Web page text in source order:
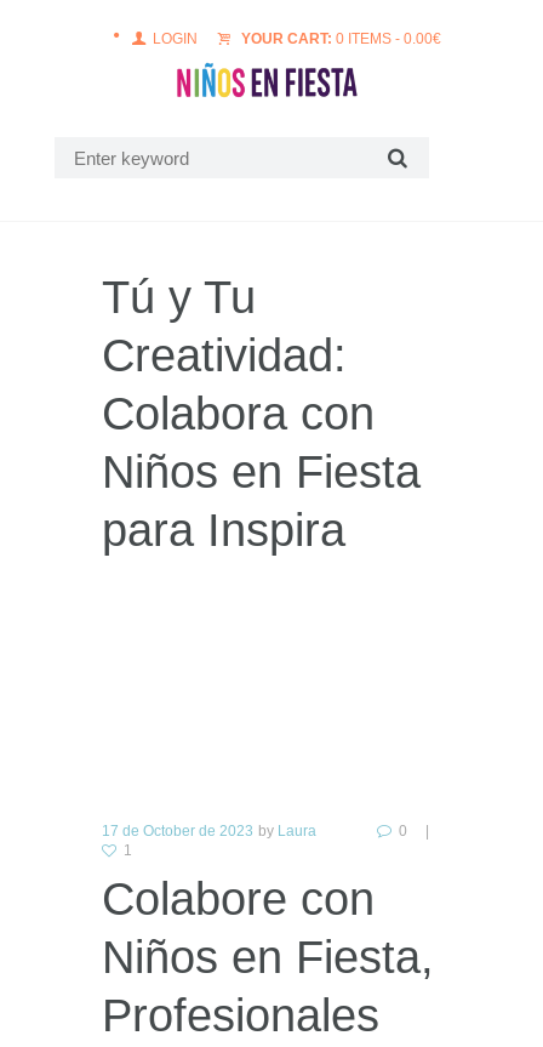
LOGIN YOUR CART: 0 ITEMS - 0.00€
Tú y Tu
Creatividad:
Colabora con
Niños en Fiesta
para Inspira
17 de October de 2023 by Laura
0
1
Colabore con
Niños en Fiesta,
Profesionales